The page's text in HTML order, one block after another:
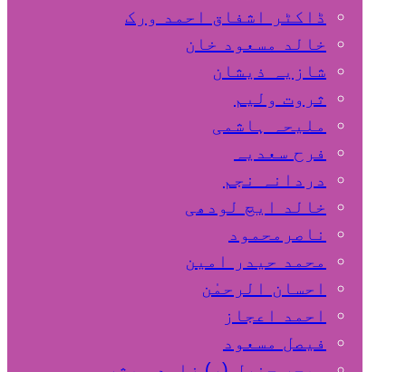
ڈاکٹر اشفاق احمد ورک
خالد مسعود خان
شازیہ ذیشان
ثروت ولیم
ملیحہ ہاشمی
فرح سعدیہ
دردانہ نجم
خالد ایچ لودھی
ناصرمحمود
محمد حیدر امین
احسان الرحمٰن
احمد اعجاز
فیصل مسعود